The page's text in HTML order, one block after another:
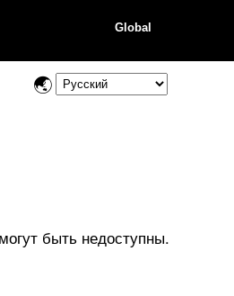
Global
быть недоступны.